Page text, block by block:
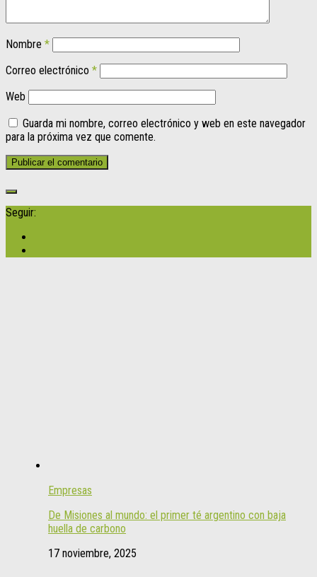
Nombre *
Correo electrónico *
Web
Guarda mi nombre, correo electrónico y web en este navegador
para la próxima vez que comente.
Seguir:
Empresas
De Misiones al mundo: el primer té argentino con baja
huella de carbono
17 noviembre, 2025